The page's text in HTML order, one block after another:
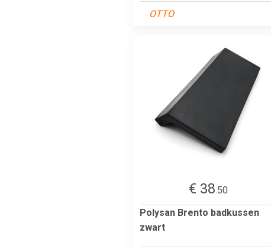
OTTO
€ 38.50
Polysan Brento badkussen
zwart